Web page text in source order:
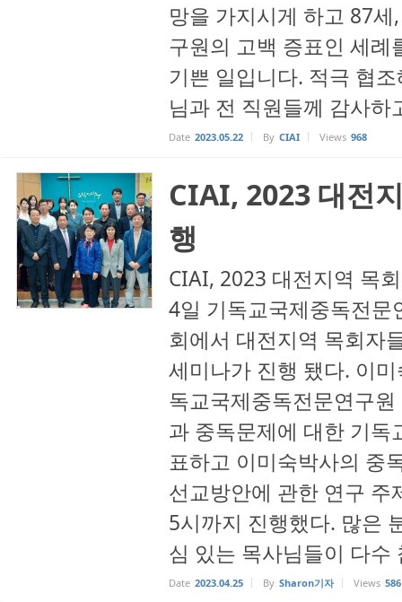
망을 가지시게 하고 87
구원의 고백 증표인 세
기쁜 일입니다. 적극 협
님과 전 직원들께 감사하
Date 2023.05.22 By CIAI Views 968
CIAI, 2023 대전
행
CIAI, 2023 대전지역 목
4일 기독교국제중독전문
회에서 대전지역 목회자
세미나가 진행 됐다. 이
독교국제중독전문연구
과 중독문제에 대한 기
표하고 이미숙박사의 중
선교방안에 관한 연구
5시까지 진행했다. 많은
심 있는 목사님들이 다수
Date 2023.04.25 By Sharon기자 Views 586